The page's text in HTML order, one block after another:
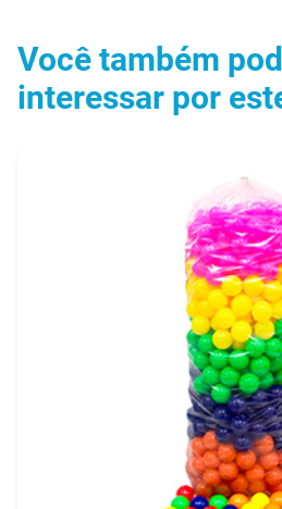
Você também
interessar por